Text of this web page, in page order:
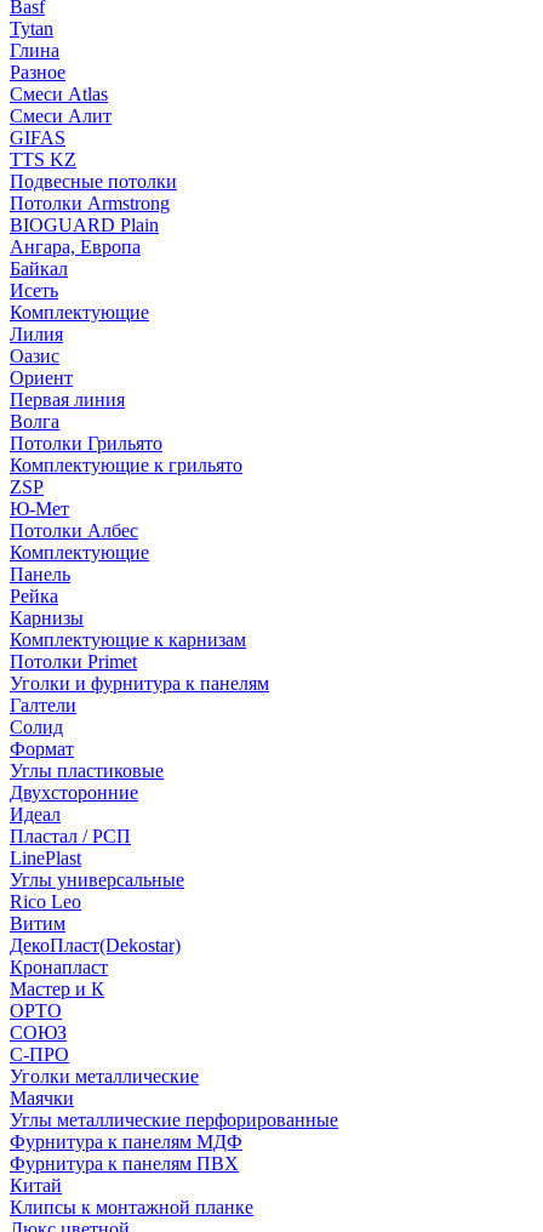
Basf
Tytan
Глина
Разное
Смеси Atlas
Смеси Алит
GIFAS
TTS KZ
Подвесные потолки
Потолки Armstrong
BIOGUARD Plain
Ангара, Европа
Байкал
Исеть
Комплектующие
Лилия
Оазис
Ориент
Первая линия
Волга
Потолки Грильято
Комплектующие к грильято
ZSP
Ю-Мет
Потолки Албес
Комплектующие
Панель
Рейка
Карнизы
Комплектующие к карнизам
Потолки Primet
Уголки и фурнитура к панелям
Галтели
Солид
Формат
Углы пластиковые
Двухсторонние
Идеал
Пластал / РСП
LinePlast
Углы универсальные
Rico Leo
Витим
ДекоПласт(Dekostar)
Кронапласт
Мастер и К
ОРТО
СОЮЗ
С-ПРО
Уголки металлические
Маячки
Углы металлические перфорированные
Фурнитура к панелям МДФ
Фурнитура к панелям ПВХ
Китай
Клипсы к монтажной планке